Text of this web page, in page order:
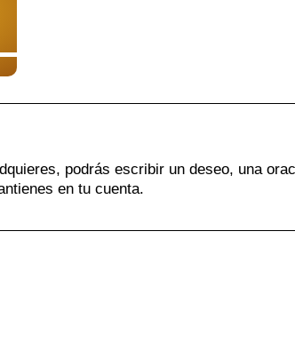
podrás escribir un deseo, una
en tu cuenta.